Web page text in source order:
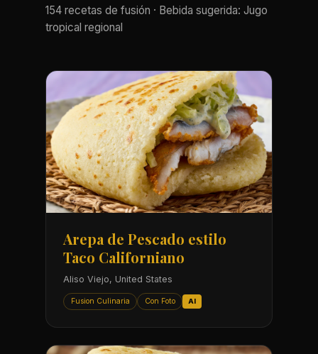
154 recetas de fusión · Bebida sugerida: Jugo
tropical regional
Arepa de Pescado estilo
Taco Californiano
Aliso Viejo, United States
Fusion Culinaria Con Foto AI